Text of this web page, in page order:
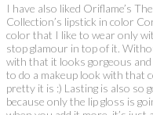
I have also liked Oriflame’s
Collection’s lipstick in color
color that I like to wear only
stop glamour in top of it.
with that it looks gorgeous
to do a makeup look with that
pretty it is :) Lasting is also so
because only the lip gloss is